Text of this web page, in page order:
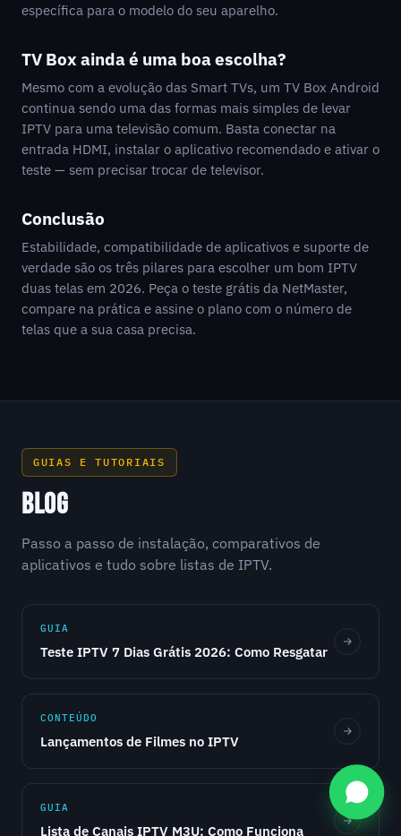
específica para o modelo do seu aparelho.
TV Box ainda é uma boa escolha?
Mesmo com a evolução das Smart TVs, um TV Box Android
continua sendo uma das formas mais simples de levar
IPTV para uma televisão comum. Basta conectar na
entrada HDMI, instalar o aplicativo recomendado e ativar o
teste — sem precisar trocar de televisor.
Conclusão
Estabilidade, compatibilidade de aplicativos e suporte de
verdade são os três pilares para escolher um bom IPTV
duas telas em 2026. Peça o teste grátis da NetMaster,
compare na prática e assine o plano com o número de
telas que a sua casa precisa.
GUIAS E TUTORIAIS
BLOG
Passo a passo de instalação, comparativos de
aplicativos e tudo sobre listas de IPTV.
GUIA
Teste IPTV 7 Dias Grátis 2026: Como Resgatar
CONTEÚDO
Lançamentos de Filmes no IPTV
GUIA
Lista de Canais IPTV M3U: Como Funciona